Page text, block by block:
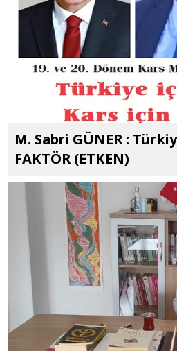
M. Sabri GÜNER :
FAKTÖR (ETKEN)